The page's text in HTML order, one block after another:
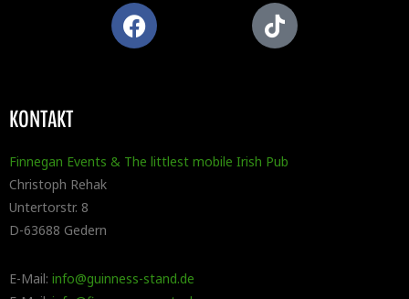
KONTAKT
Finnegan Events & The littlest mobile Irish Pub
Christoph Rehak
Untertorstr. 8
D-63688 Gedern
E-Mail: info@guinness-stand.de